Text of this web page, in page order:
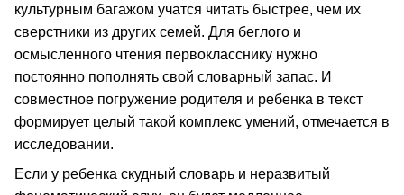
культурным багажом учатся читать быстрее, чем их
сверстники из других семей. Для беглого и
осмысленного чтения первокласснику нужно
постоянно пополнять свой словарный запас. И
совместное погружение родителя и ребенка в текст
формирует целый такой комплекс умений, отмечается в
исследовании.
Если у ребенка скудный словарь и неразвитый